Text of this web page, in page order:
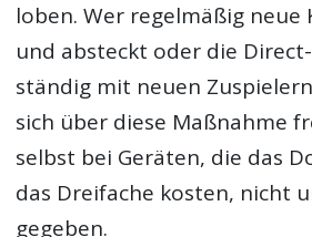
loben. Wer regelmäßig neue
und absteckt oder die
ständig mit neuen
sich über diese Maßnahme
selbst bei Geräten, die das
das Dreifache kosten, nicht
gegeben.